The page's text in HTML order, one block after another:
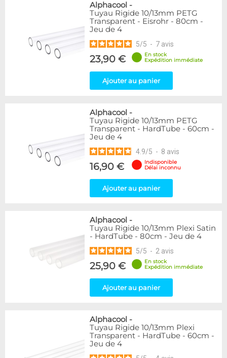
Alphacool -
Tuyau Rigide 10/13mm PETG
Transparent - Eisrohr - 80cm -
Jeu de 4
5/5 - 7 avis
23,90 €
En stock
Expédition immédiate
Ajouter au panier
Alphacool -
Tuyau Rigide 10/13mm PETG
Transparent - HardTube - 60cm -
Jeu de 4
4.9/5 - 8 avis
16,90 €
Indisponible
Délai inconnu
Ajouter au panier
Alphacool -
Tuyau Rigide 10/13mm Plexi Satin
- HardTube - 80cm - Jeu de 4
5/5 - 2 avis
25,90 €
En stock
Expédition immédiate
Ajouter au panier
Alphacool -
Tuyau Rigide 10/13mm Plexi
Transparent - HardTube - 60cm -
Jeu de 4